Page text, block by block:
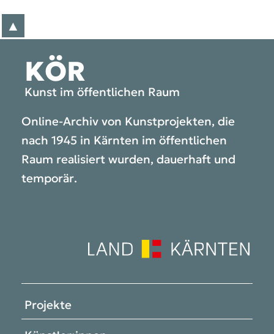
▲
KÖR
Kunst im öffentlichen Raum
Online-Archiv von Kunstprojekten, die
nach 1945 in Kärnten im öffentlichen
Raum realisiert wurden, dauerhaft und
temporär.
Projekte